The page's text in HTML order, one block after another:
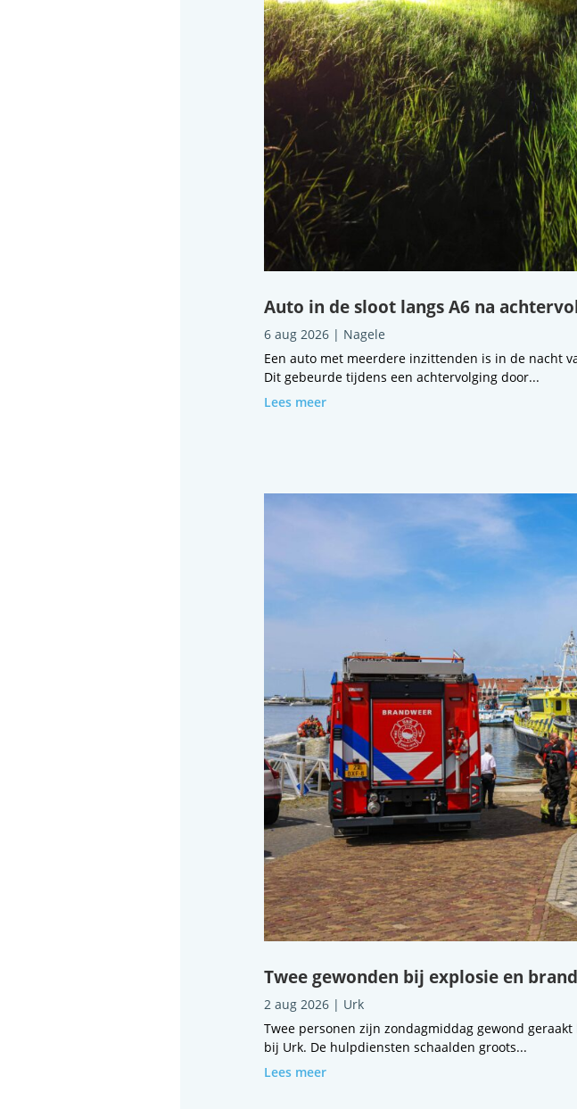
Auto in de sloot langs A6 na
6 aug 2026| Nagele
Een auto met meerdere inzittenden is in de nacht
Dit gebeurde tijdens een achtervolging door...
Lees meer
Twee gewonden bij explosie en
2 aug 2026| Urk
Twee personen zijn zondagmiddag gewond
bij Urk. De hulpdiensten schaalden groots...
Lees meer